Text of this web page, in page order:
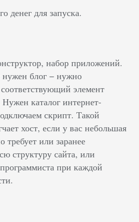
денег для запуска.
набор приложений.
блог − нужно
элемент
каталог интернет-
скрипт. Такой
хост, если у вас небольшая
требует или заранее
структуру сайта, или
при каждой